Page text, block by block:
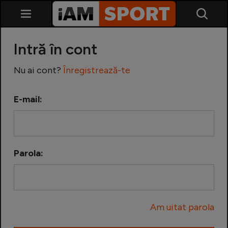
Echipa Națională
Intră în cont
Nu ai cont? Înregistrează-te
E-mail:
Parola:
Am uitat parola